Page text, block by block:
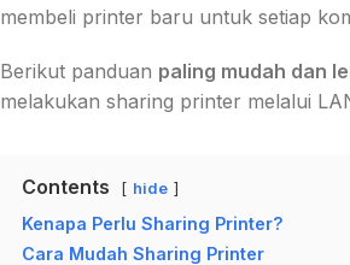
membeli printer baru untuk setiap
Berikut panduan paling mudah dan
melakukan sharing printer melalui
Contents hide
Kenapa Perlu Sharing Printer?
Cara Mudah Sharing Printer